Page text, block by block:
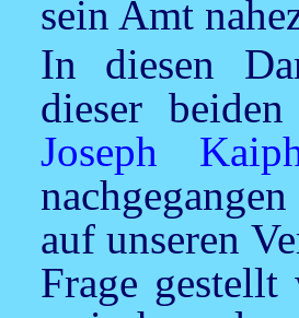
sein Amt
In diesen
dieser
Joseph
auf unseren
Frage